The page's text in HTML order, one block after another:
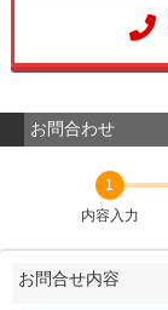
お問合わせ
1
内容入力
お問合せ内容